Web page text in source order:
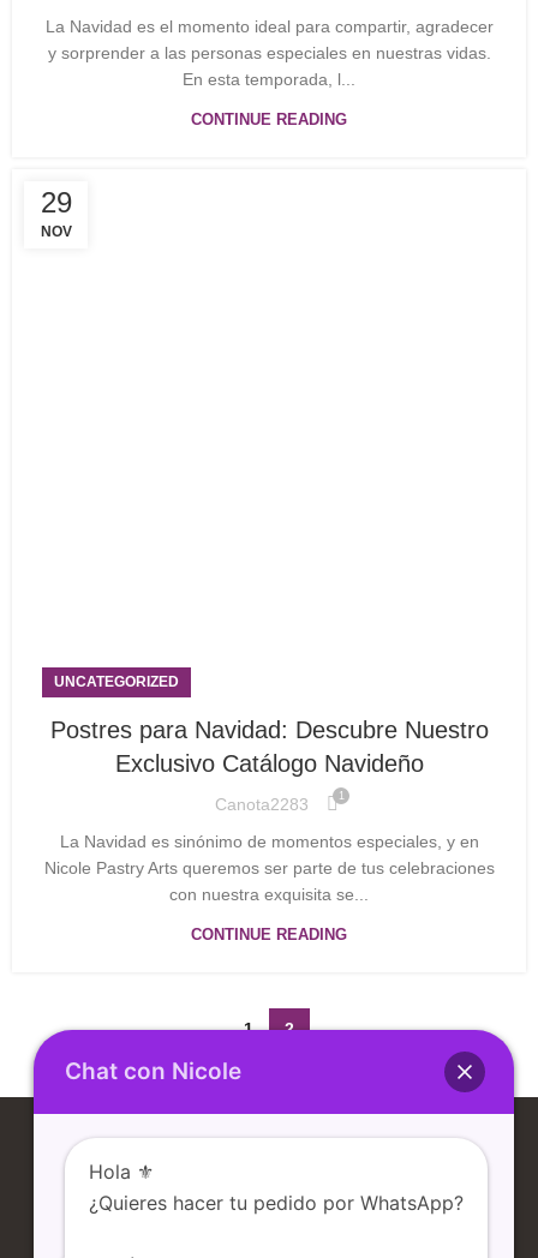
La Navidad es el momento ideal para compartir, agradecer
y sorprender a las personas especiales en nuestras vidas.
En esta temporada, l...
CONTINUE READING
29
NOV
UNCATEGORIZED
Postres para Navidad: Descubre Nuestro
Exclusivo Catálogo Navideño
Canota2283 1
La Navidad es sinónimo de momentos especiales, y en
Nicole Pastry Arts queremos ser parte de tus celebraciones
con nuestra exquisita se...
CONTINUE READING
1 2
Chat con Nicole
Hola ⚜️
¿Quieres hacer tu pedido por WhatsApp?